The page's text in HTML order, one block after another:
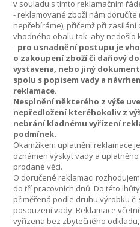
v souladu s tímto reklamačním
- reklamované zboží nám
nepřebíráme), přičemž při
vhodného obalu tak, aby nedošlo
- pro usnadnění postupu je
o zakoupení zboží či daňový
vystavena, nebo jiný
spolu s popisem vady a
reklamace.
Nesplnění některého z výše
nepředložení kteréhokoliv z
nebrání kladnému vyřízení
podmínek.
Okamžikem uplatnění reklamace
oznámen výskyt vady a
prodané věci.
O doručené reklamaci
do tří pracovních dnů. Do této
přiměřená podle druhu výrobku
posouzení vady. Reklamace
vyřízena bez zbytečného